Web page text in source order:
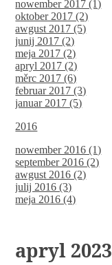
nowember 2017 (1)
oktober 2017 (2)
awgust 2017 (5)
junij 2017 (2)
meja 2017 (2)
apryl 2017 (2)
měrc 2017 (6)
februar 2017 (3)
januar 2017 (5)
2016
nowember 2016 (1)
september 2016 (2)
awgust 2016 (2)
julij 2016 (3)
meja 2016 (4)
apryl 2023